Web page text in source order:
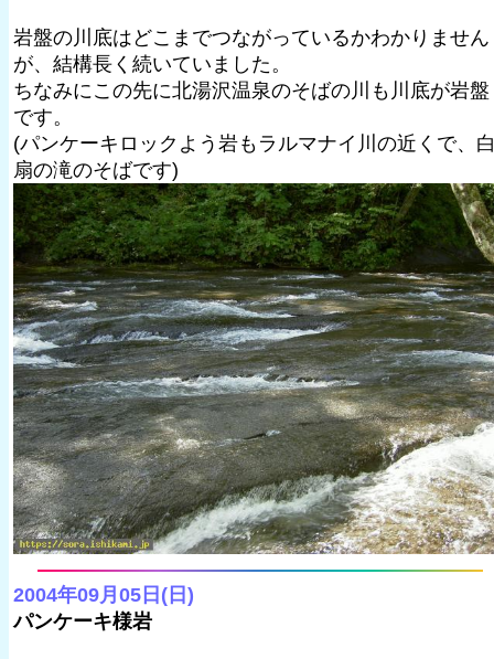
岩盤の川底はどこまでつながっているかわかりません
が、結構長く続いていました。
ちなみにこの先に北湯沢温泉のそばの川も川底が岩盤
です。
(パンケーキロックよう岩もラルマナイ川の近くで、
扇の滝のそばです)
2004年09月05日(日)
パンケーキ様岩